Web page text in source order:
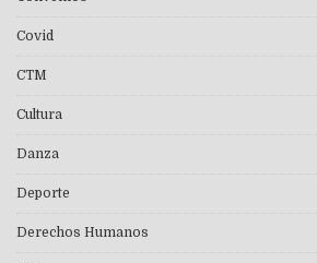
Covid
CTM
Cultura
Danza
Deporte
Derechos Humanos